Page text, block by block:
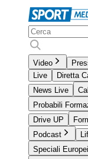
Video
Live
Diretta
News Live
Probabili
Drive UP
Podcast
Speciali Europei